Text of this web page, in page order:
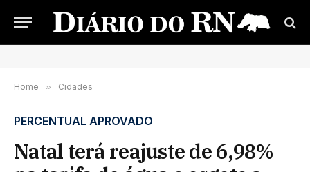
Home » Cidades
PERCENTUAL APROVADO
Natal terá reajuste de 6,98%